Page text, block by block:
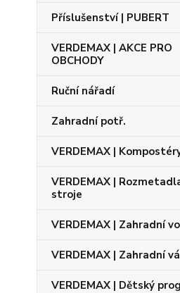
Příslušenství | PUBERT
VERDEMAX | AKCE PRO
OBCHODY
Ruční nářadí
Zahradní potř.
VERDEMAX |
VERDEMAX |
stroje
VERDEMAX | Zahradní
VERDEMAX | Zahradní
VERDEMAX | Dětský